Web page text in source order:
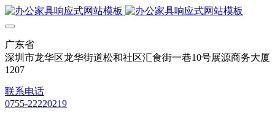
广东省
深圳市龙华区龙华街道松和社区汇食街一巷10号展源商务大厦
1207
联系电话
0755-22220219